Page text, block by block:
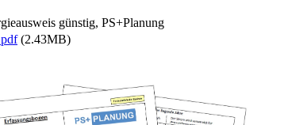
günstig, PS+Planung
(2.43MB)